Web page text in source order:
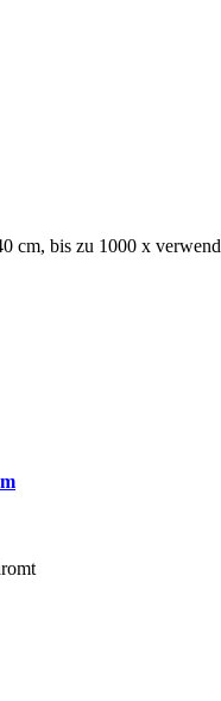
cm, bis zu 1000 x